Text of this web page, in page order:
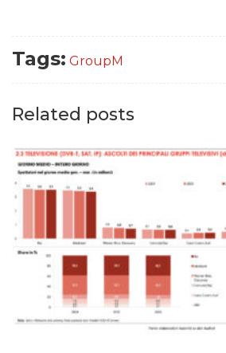
Tags: GroupM
Related posts